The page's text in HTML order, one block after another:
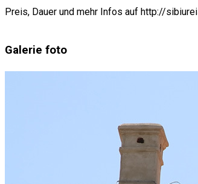
Preis, Dauer und mehr Infos auf http://
Galerie foto